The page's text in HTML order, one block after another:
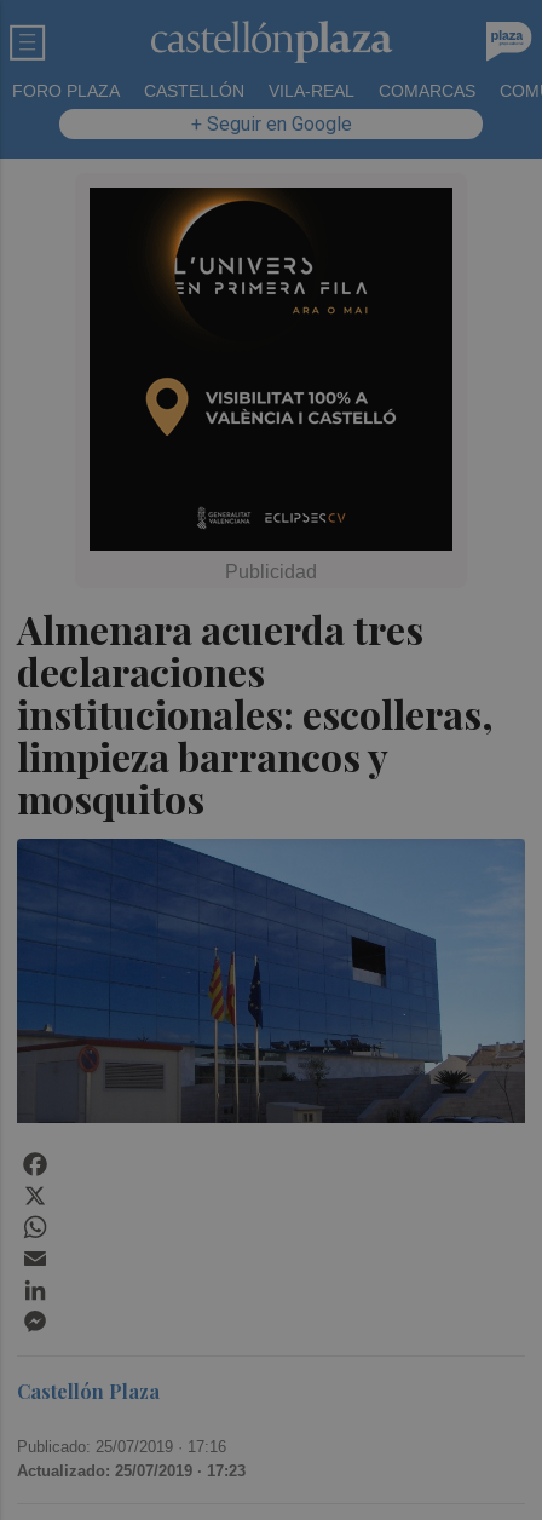
FORO PLAZA CASTELLÓN VILA-REAL COMARCAS
+ Seguir en Google
Almenara acuerda tres
declaraciones
institucionales: escolleras,
limpieza barrancos y
mosquitos
Castellón Plaza
Publicado: 25/07/2019 · 17:16
Actualizado: 25/07/2019 · 17:23